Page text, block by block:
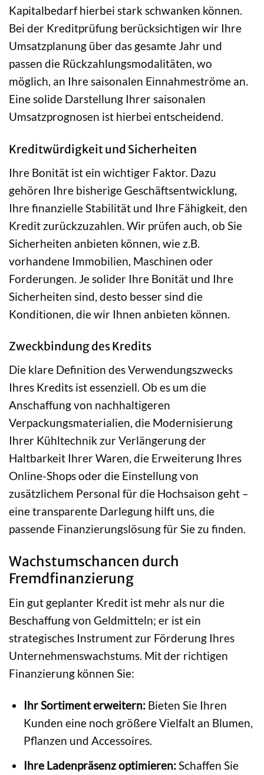
Kapitalbedarf hierbei stark schwanken können.
Bei der Kreditprüfung berücksichtigen wir Ihre
Umsatzplanung über das gesamte Jahr und
passen die Rückzahlungsmodalitäten, wo
möglich, an Ihre saisonalen Einnahmeströme an.
Eine solide Darstellung Ihrer saisonalen
Umsatzprognosen ist hierbei entscheidend.
Kreditwürdigkeit und Sicherheiten
Ihre Bonität ist ein wichtiger Faktor. Dazu
gehören Ihre bisherige Geschäftsentwicklung,
Ihre finanzielle Stabilität und Ihre Fähigkeit, den
Kredit zurückzuzahlen. Wir prüfen auch, ob Sie
Sicherheiten anbieten können, wie z.B.
vorhandene Immobilien, Maschinen oder
Forderungen. Je solider Ihre Bonität und Ihre
Sicherheiten sind, desto besser sind die
Konditionen, die wir Ihnen anbieten können.
Zweckbindung des Kredits
Die klare Definition des Verwendungszwecks
Ihres Kredits ist essenziell. Ob es um die
Anschaffung von nachhaltigeren
Verpackungsmaterialien, die Modernisierung
Ihrer Kühltechnik zur Verlängerung der
Haltbarkeit Ihrer Waren, die Erweiterung Ihres
Online-Shops oder die Einstellung von
zusätzlichem Personal für die Hochsaison geht –
eine transparente Darlegung hilft uns, die
passende Finanzierungslösung für Sie zu finden.
Wachstumschancen durch
Fremdfinanzierung
Ein gut geplanter Kredit ist mehr als nur die
Beschaffung von Geldmitteln; er ist ein
strategisches Instrument zur Förderung Ihres
Unternehmenswachstums. Mit der richtigen
Finanzierung können Sie:
Ihr Sortiment erweitern:Bieten Sie Ihren
Kunden eine noch größere Vielfalt an Blumen,
Pflanzen und Accessoires.
Ihre Ladenpräsenz optimieren:Schaffen Sie